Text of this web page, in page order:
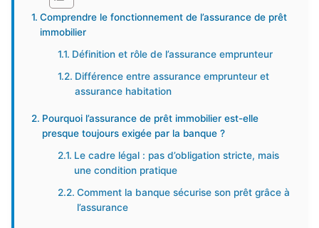
Comprendre le fonctionnement de l’assurance de prêt
immobilier
Définition et rôle de l’assurance emprunteur
Différence entre assurance emprunteur et
assurance habitation
Pourquoi l’assurance de prêt immobilier est-elle
presque toujours exigée par la banque ?
Le cadre légal : pas d’obligation stricte, mais
une condition pratique
Comment la banque sécurise son prêt grâce à
l’assurance